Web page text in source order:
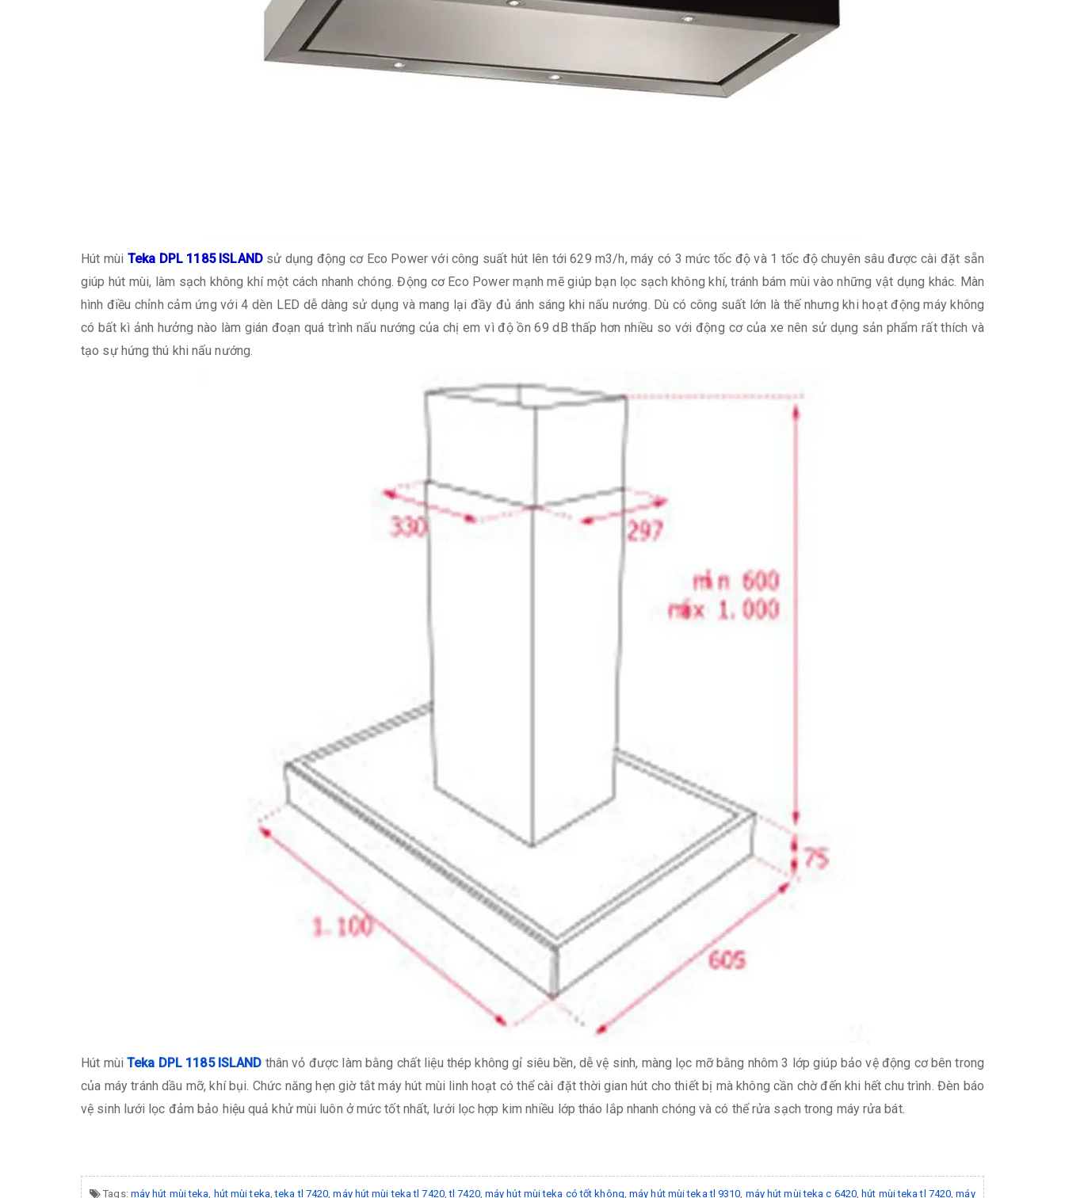
Hút mùi Teka DPL 1185 ISLAND sử dụng động cơ Eco Power với công suất hút lên tới 629 m3/h, máy có 3 mức tốc độ và 1 tốc độ chuyên sâu được cài đặt sẵn
giúp hút mùi, làm sạch không khí một cách nhanh chóng. Động cơ Eco Power mạnh mẽ giúp bạn lọc sạch không khí, tránh bám mùi vào những vật dụng khác. Màn
hình điều chỉnh cảm ứng với 4 dèn LED dễ dàng sử dụng và mang lại đầy đủ ánh sáng khi nấu nướng. Dù có công suất lớn là thế nhưng khi hoạt động máy không
có bất kì ảnh hưởng nào làm gián đoạn quá trình nấu nướng của chị em vì độ ồn 69 dB thấp hơn nhiều so với động cơ của xe nên sử dụng sản phẩm rất thích và
tạo sự hứng thú khi nấu nướng.
Hút mùi Teka DPL 1185 ISLAND thân vỏ được làm bằng chất liệu thép không gỉ siêu bền, dễ vệ sinh, màng lọc mỡ bằng nhôm 3 lớp giúp bảo vệ động cơ bên trong
của máy tránh dầu mỡ, khí bụi. Chức năng hẹn giờ tắt máy hút mùi linh hoạt có thể cài đặt thời gian hút cho thiết bị mà không cần chờ đến khi hết chu trình. Đèn báo
vệ sinh lưới lọc đảm bảo hiệu quả khử mùi luôn ở mức tốt nhất, lưới lọc hợp kim nhiều lớp tháo lắp nhanh chóng và có thể rửa sạch trong máy rửa bát.
Tags: máy hút mùi teka hút mùi teka ,teka tl 7420 ,máy hút mùi teka tl 7420,tl 7420, máy hút mùi teka có tốt không ,máy hút mùi teka tl 9310 máy hút mùi teka c 6420,hút mùi teka tl 7420 ,máy